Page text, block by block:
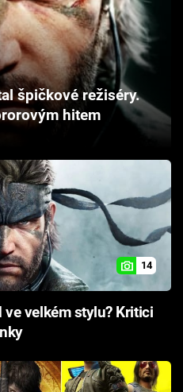
špičkové režiséry.
hitem
14
ve velkém stylu? Kritici